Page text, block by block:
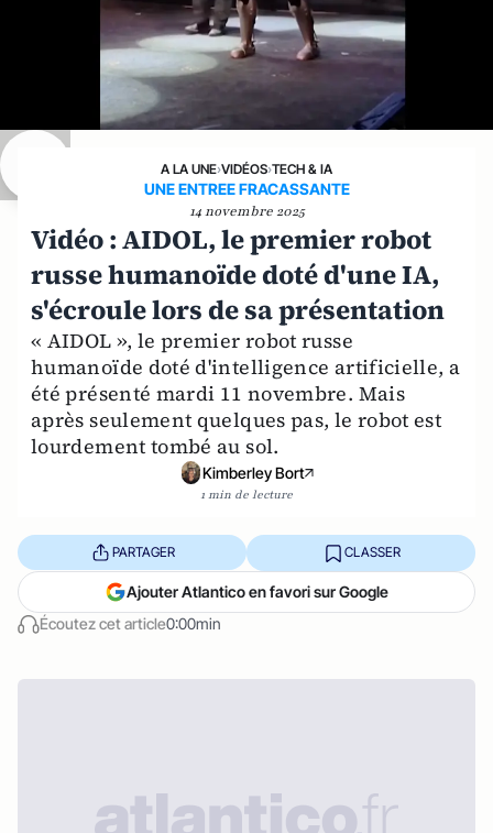
A LA UNE›VIDÉOS›TECH & IA
UNE ENTREE FRACASSANTE
14 novembre 2025
Vidéo : AIDOL, le premier robot
russe humanoïde doté d'une IA,
s'écroule lors de sa présentation
« AIDOL », le premier robot russe
humanoïde doté d'intelligence artificielle, a
été présenté mardi 11 novembre. Mais
après seulement quelques pas, le robot est
lourdement tombé au sol.
Kimberley Bort
1 min de lecture
Écoutez cet article0:00min
PARTAGER CLASSER
Ajouter Atlantico en favori sur Google